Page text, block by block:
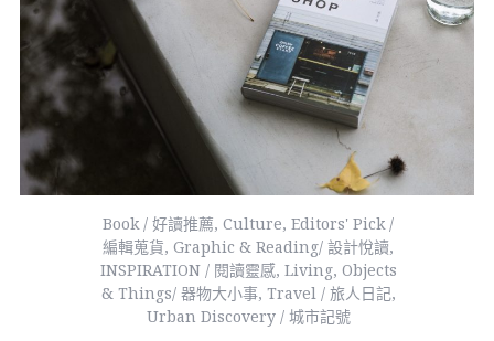
Book / 好讀推薦,Culture,Editors' Pick /
編輯蒐貨,Graphic & Reading/ 設計悅讀,
INSPIRATION / 閱讀靈感, Living, Objects
& Things/ 器物大小事, Travel / 旅人日記,
Urban Discovery / 城市記號